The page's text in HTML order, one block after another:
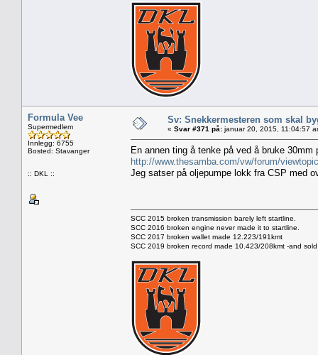
Formula Vee
Supermedlem
Innlegg: 6755
Bosted: Stavanger
:: DKL ::
Sv: Snekkermesteren som skal
« Svar #371 på: januar 20, 2015, 11:04:57
En annen ting å tenke på ved å bruke 30mm
http://www.thesamba.com/vw/forum/
Jeg satser på oljepumpe lokk fra CSP med
SCC 2015 broken transmission barely left startline.
SCC 2016 broken engine never made it to startline.
SCC 2017 broken wallet made 12.223/191kmt
SCC 2019 broken record made 10.423/208kmt -and